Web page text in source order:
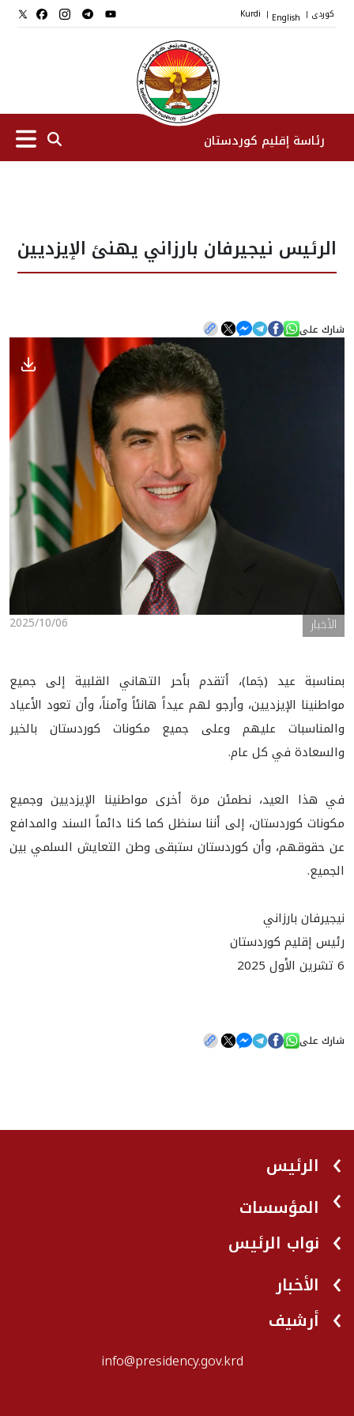
کوردی |
English
|
Kurdi
رئاسة إقليم كوردستان
نواب الرئيس
الرئيس نيجيرفان بارزاني يهنئ الإيزديين
شارك على
2025/10/06 الأخبار
بمناسبة عيد (جَما)، أتقدم بأحر التهاني القلبية إلى جميع
مواطنينا الإيزديين، وأرجو لهم عيداً هانئاً وآمناً، وأن تعود الأعياد
والمناسبات عليهم وعلى جميع مكونات كوردستان بالخير
والسعادة في كل عام.
في هذا العيد، نطمئن مرة أخرى مواطنينا الإيزديين وجميع
مكونات كوردستان، إلى أننا سنظل كما كنا دائماً السند والمدافع
عن حقوقهم، وأن كوردستان ستبقى وطن التعايش السلمي بين
الجميع.
نيجيرفان بارزاني
رئيس إقليم كوردستان
6 تشرين الأول 2025
شارك على
الرئيس
المؤسسات
نواب الرئيس
الأخبار
أرشيف
info@presidency.gov.krd